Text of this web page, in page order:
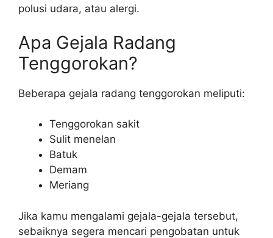
polusi udara, atau alergi.
Apa Gejala Radang
Tenggorokan?
Beberapa gejala radang tenggorokan meliputi:
Tenggorokan sakit
Sulit menelan
Batuk
Demam
Meriang
Jika kamu mengalami gejala-gejala tersebut,
sebaiknya segera mencari pengobatan untuk